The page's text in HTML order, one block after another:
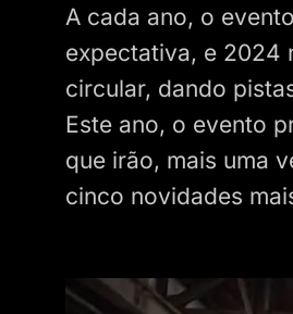
A cada ano, o
expectativa, e 2024
circular, dando
Este ano, o evento
que irão, mais uma
cinco novidades